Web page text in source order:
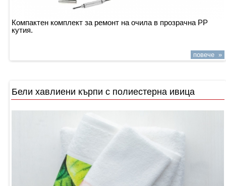
Компактен комплект за ремонт на очила в прозрачна PP
кутия.
повече »
Бели хавлиени кърпи с полиестерна ивица